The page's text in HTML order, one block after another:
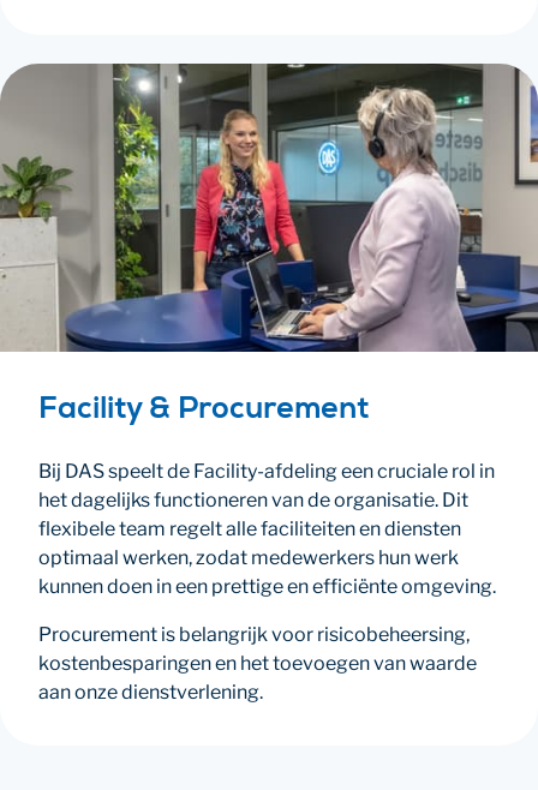
Facility & Procurement
Bij DAS speelt de Facility-afdeling een cruciale rol in
het dagelijks functioneren van de organisatie. Dit
flexibele team regelt alle faciliteiten en diensten
optimaal werken, zodat medewerkers hun werk
kunnen doen in een prettige en efficiënte omgeving.
Procurement is belangrijk voor risicobeheersing,
kostenbesparingen en het toevoegen van waarde
aan onze dienstverlening.